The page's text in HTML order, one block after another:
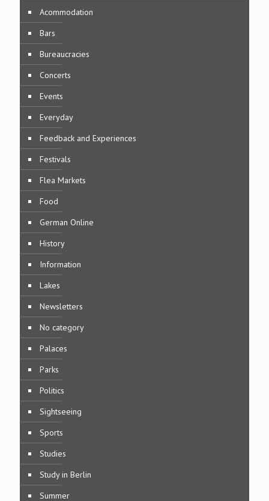
Acommodation
Bars
Bureaucracies
Concerts
Events
Everyday
Feedback and Experiences
Festivals
Flea Markets
Food
German Online
History
Information
Lakes
Newsletters
No category
Palaces
Parks
Politics
Sightseeing
Sports
Studies
Study in Berlin
Summer